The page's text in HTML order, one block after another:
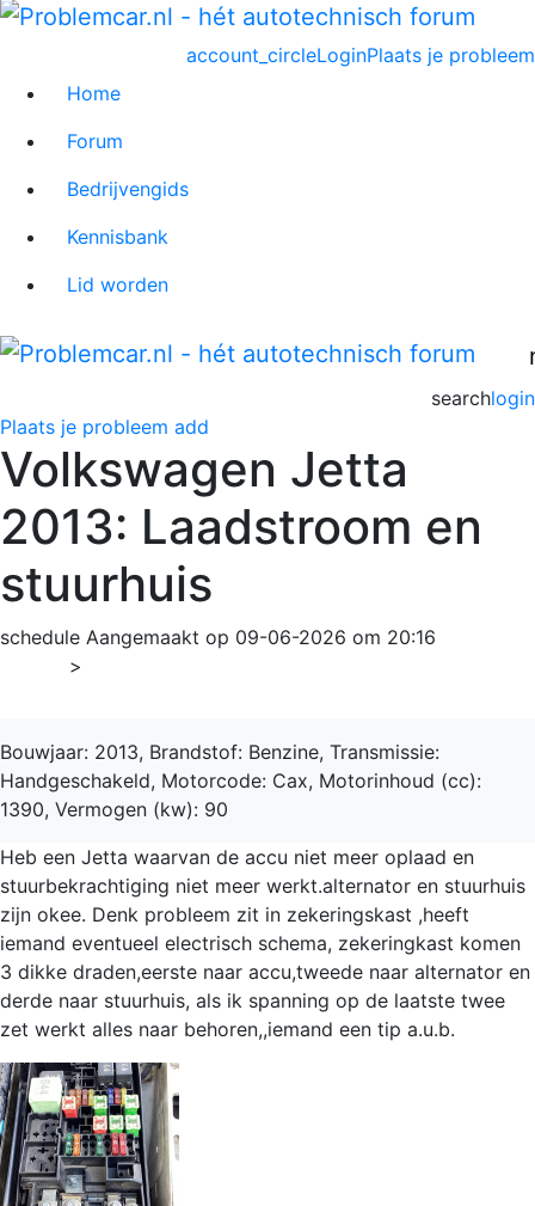
Plaats je probleem
account_circleLogin
Home
Forum
Bedrijvengids
Kennisbank
Lid worden
login
search
Plaats je probleem add
Volkswagen Jetta
2013: Laadstroom en
stuurhuis
schedule Aangemaakt op 09-06-2026 om 20:16
>
Bouwjaar: 2013, Brandstof: Benzine, Transmissie:
Handgeschakeld, Motorcode: Cax, Motorinhoud (cc):
1390, Vermogen (kw): 90
Heb een Jetta waarvan de accu niet meer oplaad en
stuurbekrachtiging niet meer werkt.alternator en stuurhuis
zijn okee. Denk probleem zit in zekeringskast ,heeft
iemand eventueel electrisch schema, zekeringkast komen
3 dikke draden,eerste naar accu,tweede naar alternator en
derde naar stuurhuis, als ik spanning op de laatste twee
zet werkt alles naar behoren,,iemand een tip a.u.b.